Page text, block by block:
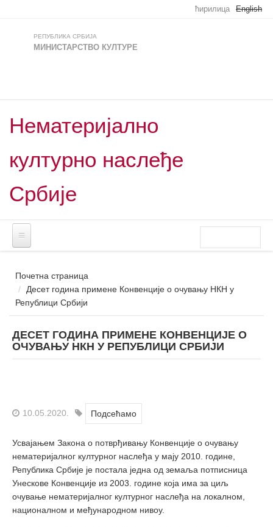
ћирилица English
РЕПУБЛИКА СРБИЈА
МИНИСТАРСТВО КУЛТУРЕ
Нематеријално
културно наслеђе
Србије
Почетна страница
Десет година примене Конвенције о очувању НКН у
Републици Србији
ДЕСЕТ ГОДИНА ПРИМЕНЕ КОНВЕНЦИЈЕ О
ОЧУВАЊУ НКН У РЕПУБЛИЦИ СРБИЈИ
10.05.2020. Подсећамо
Усвајањем Закона о потврђивању Конвенције о очувању
нематеријалног културног наслеђа у мају 2010. године,
Република Србије је постала једна од земаља потписница
Унескове Конвенције из 2003. гoдинe која има за циљ
oчувaњe нематеријалног културног наслеђа нa лoкaлнoм,
нaциoнaлнoм и мeђунaрoднoм нивoу.